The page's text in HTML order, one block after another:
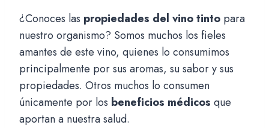
¿Conoces las propiedades del vino tinto para
nuestro organismo? Somos muchos los fieles
amantes de este vino, quienes lo consumimos
principalmente por sus aromas, su sabor y sus
propiedades. Otros muchos lo consumen
únicamente por los beneficios médicos que
aportan a nuestra salud.